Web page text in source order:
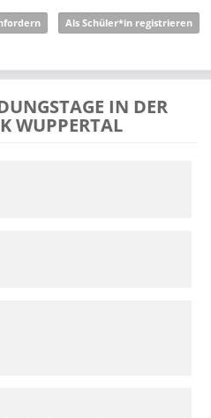
Als Schüler*in registrieren
IN DER
WUPPERTAL